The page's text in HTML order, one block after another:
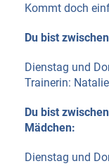
Kommt doch
Du bist
Dienstag und
Trainerin:
Du bist
Mädchen:
Dienstag und